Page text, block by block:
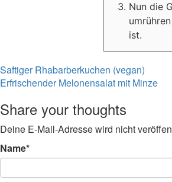
Nun die
ist.
Beitragsnavigation
Saftiger Rhabarberkuchen (vegan)
Erfrischender Melonensalat mit Minze
Share your thoughts
Deine E-Mail-Adresse wird nicht
Name*